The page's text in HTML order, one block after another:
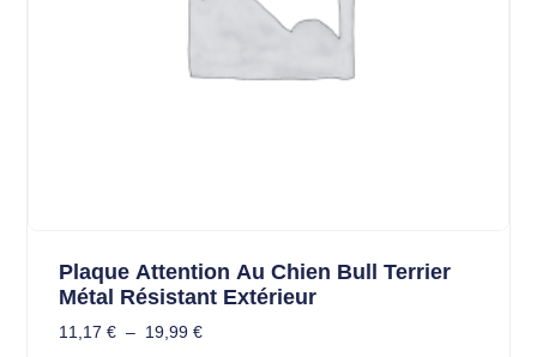
Plaque Attention Au Chien Bull Terrier
Métal Résistant Extérieur
11,17 € – 19,99 €